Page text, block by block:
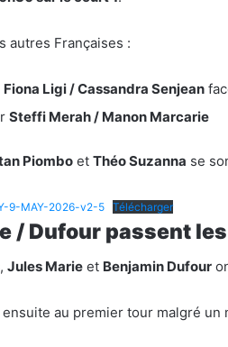
autres Françaises :
Fiona Ligi / Cassandra Senjean
Steffi Merah / Manon Marcarie
Piombo et Théo Suzanna se
9-MAY-2026-v2-5 Télécharger
/ Dufour passent
, Jules Marie et Benjamin Dufour
ensuite au premier tour malgré